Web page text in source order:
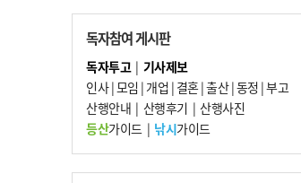
물선 적발
7
[2026 부산청소년극지체험탐험대 현장르
포] 2회 : 하늘에서 만난 얼음의 나라
8
입추 지났지만 푹푹 찐다…온열질환자 10
년 만에 3배
독자참여 게시판
독자투고| 기사제보
인사|모임 | 개업 | 결혼|출산|동정 |부고
산행안내 | 산행후기 | 산행사진
등산가이드| 낚시가이드